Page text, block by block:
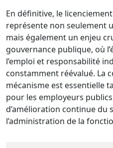
En définitive, le
représente non seulement
mais également un enjeu
gouvernance publique, où
l’emploi et responsabilité
constamment réévalué. La
mécanisme est essentielle
pour les employeurs
d’amélioration continue du
l’administration de la